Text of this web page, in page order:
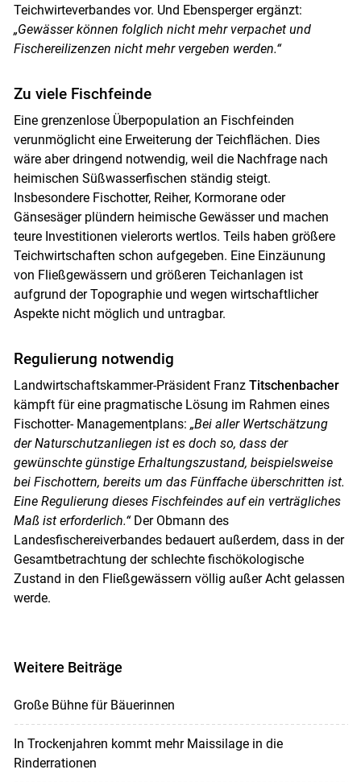
Teichwirteverbandes vor. Und Ebensperger ergänzt:
„Gewässer können folglich nicht mehr verpachet und
Fischereilizenzen nicht mehr vergeben werden.“
Zu viele Fischfeinde
Eine grenzenlose Überpopulation an Fischfeinden
verunmöglicht eine Erweiterung der Teichflächen. Dies
wäre aber dringend notwendig, weil die Nachfrage nach
heimischen Süßwasserfischen ständig steigt.
Insbesondere Fischotter, Reiher, Kormorane oder
Gänsesäger plündern heimische Gewässer und machen
teure Investitionen vielerorts wertlos. Teils haben größere
Teichwirtschaften schon aufgegeben. Eine Einzäunung
von Fließgewässern und größeren Teichanlagen ist
aufgrund der Topographie und wegen wirtschaftlicher
Aspekte nicht möglich und untragbar.
Regulierung notwendig
Landwirtschaftskammer-Präsident Franz Titschenbacher
kämpft für eine pragmatische Lösung im Rahmen eines
Fischotter- Managementplans: „Bei aller Wertschätzung
der Naturschutzanliegen ist es doch so, dass der
gewünschte günstige Erhaltungszustand, beispielsweise
bei Fischottern, bereits um das Fünffache überschritten ist.
Eine Regulierung dieses Fischfeindes auf ein verträgliches
Maß ist erforderlich.“Der Obmann des
Landesfischereiverbandes bedauert außerdem, dass in der
Gesamtbetrachtung der schlechte fischökologische
Zustand in den Fließgewässern völlig außer Acht gelassen
werde.
Weitere Beiträge
Große Bühne für Bäuerinnen
In Trockenjahren kommt mehr Maissilage in die
Rinderrationen